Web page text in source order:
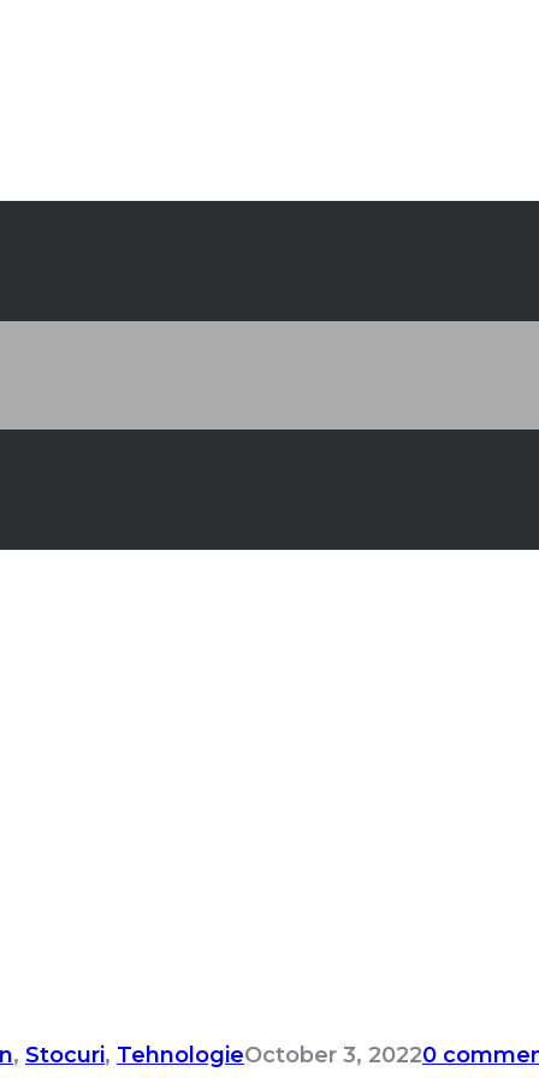
, Stocuri, TehnologieOctober 3, 20220